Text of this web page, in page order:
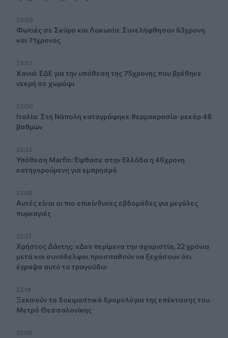
23:09
Φωτιές σε Σκύρο και Λακωνία: Συνελήφθησαν 63χρονη
και 71χρονος
23:07
Χανιά: ΕΔΕ για την υπόθεση της 75χρονης που βρέθηκε
νεκρή σε χωράφι
23:00
Ιταλία: Στη Νάπολη καταγράφηκε θερμοκρασία-ρεκόρ 48
βαθμών
22:32
Υπόθεση Marfin: Έφθασε στην Ελλάδα η 46χρονη
κατηγορούμενη για εμπρησμό
22:30
Αυτές είναι οι πιο επικίνδυνες εβδομάδες για μεγάλες
πυρκαγιές
22:21
Χρήστος Δάντης: «Δεν περίμενα την αχαριστία, 22 χρόνια
μετά και συνάδελφοι προσπαθούν να ξεχάσουν ότι
έγραψα αυτό το τραγούδι»
22:14
Ξεκινούν τα δοκιμαστικά δρομολόγια της επέκτασης του
Μετρό Θεσσαλονίκης
22:05